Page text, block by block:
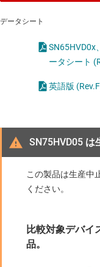
データシート
SN65HVD0x
ータシート
英語版
SN75HVD05 は
この製品は生産中
ください。
比較対象デバイ
品。